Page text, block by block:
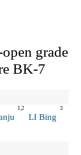
grade
BK-7
1,2
LI Bing
3